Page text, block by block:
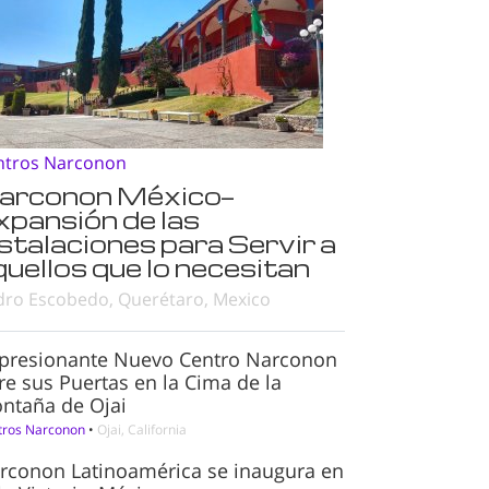
Narconon
México—
de las
para Servir a
que lo necesitan
Escobedo, Querétaro, Mexico
Nuevo Centro Narconon
sus Puertas en la Cima de la
de Ojai
Narconon • Ojai, California
Latinoamérica se inaugura en